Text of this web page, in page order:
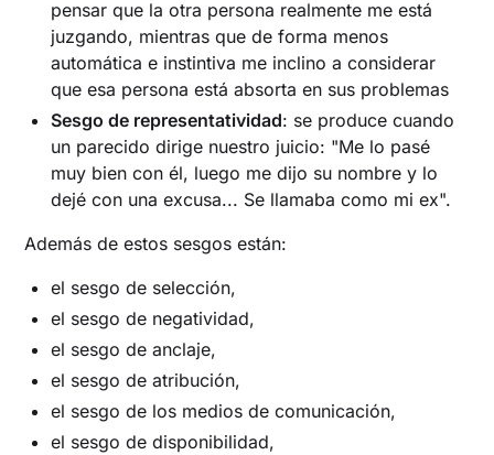
pensar que la otra persona realmente me está
juzgando, mientras que de forma menos
automática e instintiva me inclino a considerar
que esa persona está absorta en sus problemas
Sesgo de representatividad: se produce cuando
un parecido dirige nuestro juicio: "Me lo pasé
muy bien con él, luego me dijo su nombre y lo
dejé con una excusa... Se llamaba como mi ex".
Además de estos sesgos están:
el sesgo de selección,
el sesgo de negatividad,
el sesgo de anclaje,
el sesgo de atribución,
el sesgo de los medios de comunicación,
el sesgo de disponibilidad,